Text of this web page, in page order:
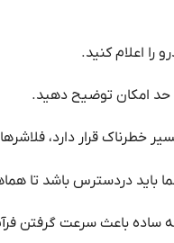
را اعلام کنید.
حد امکان توضیح دهید.
خطرناک قرار دارد،
باید دردسترس باشد تا
ساده باعث سرعت گرفتن